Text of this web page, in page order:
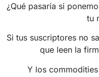
¿Qué pasaría si
tu
Si tus suscriptores no
que leen la
Y los